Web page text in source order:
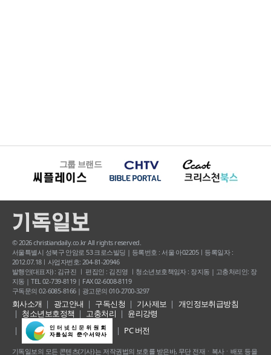
그룹 브랜드
© 2026 christiandaily.co.kr All rights reserved.
서울특별시 성북구 안암로 53 크로스빌딩 | 등록번호 : 서울 아02205ㅣ등록일자 :
2012.07.18ㅣ사업자번호: 204-81-20946
발행인(대표자) : 김규진 ㅣ 편집인 : 김진영 ㅣ청소년보호책임자 : 장지동 | 고충처리인: 장
지동 | TEL 02-739-8119 | FAX 02-6008-8119
구독문의 02-6085-8166 | 광고문의 010-2700-3297
회사소개 광고안내 구독신청 기사제보
개인정보취급방침
청소년보호정책
고충처리
윤리강령
PC 버전
기독일보의 모든 콘텐츠(기사) 는 저작권법의 보호를 받은바, 무단 전재ㆍ복사ㆍ배포 등을